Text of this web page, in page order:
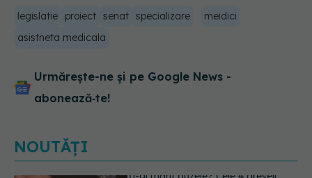
legislatie proiect senat specializare
meidici
asistneta medicala
Urmărește-ne și pe Google News -
abonează‑te!
NOUTĂȚI